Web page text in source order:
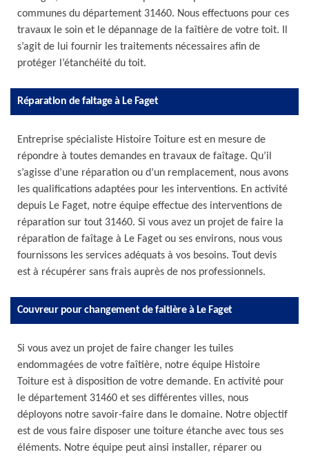
communes du département 31460. Nous effectuons pour ces
travaux le soin et le dépannage de la faîtière de votre toit. Il
s’agit de lui fournir les traitements nécessaires afin de
protéger l’étanchéité du toit.
Réparation de faitage à Le Faget
Entreprise spécialiste Histoire Toiture est en mesure de
répondre à toutes demandes en travaux de faîtage. Qu’il
s’agisse d’une réparation ou d’un remplacement, nous avons
les qualifications adaptées pour les interventions. En activité
depuis Le Faget, notre équipe effectue des interventions de
réparation sur tout 31460. Si vous avez un projet de faire la
réparation de faîtage à Le Faget ou ses environs, nous vous
fournissons les services adéquats à vos besoins. Tout devis
est à récupérer sans frais auprès de nos professionnels.
Couvreur pour changement de faitière à Le Faget
Si vous avez un projet de faire changer les tuiles
endommagées de votre faîtière, notre équipe Histoire
Toiture est à disposition de votre demande. En activité pour
le département 31460 et ses différentes villes, nous
déployons notre savoir-faire dans le domaine. Notre objectif
est de vous faire disposer une toiture étanche avec tous ses
éléments. Notre équipe peut ainsi installer, réparer ou